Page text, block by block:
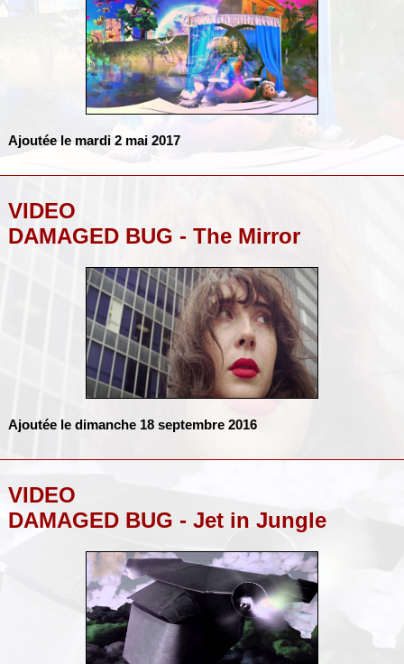
Ajoutée le mardi 2 mai 2017
VIDEO
DAMAGED BUG - The Mirror
Ajoutée le dimanche 18 septembre 2016
VIDEO
DAMAGED BUG - Jet in Jungle